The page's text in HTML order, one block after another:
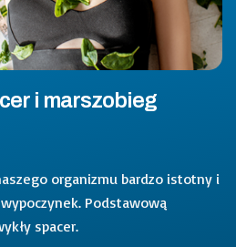
i marszobieg
organizmu bardzo istotny i
Podstawową
spacer.